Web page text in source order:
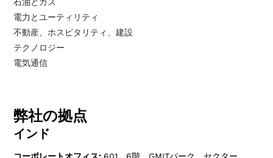
電力とユーティリティ
不動産、ホスピタリティ、建設
テクノロジー
電気通信
弊社の拠点
インド